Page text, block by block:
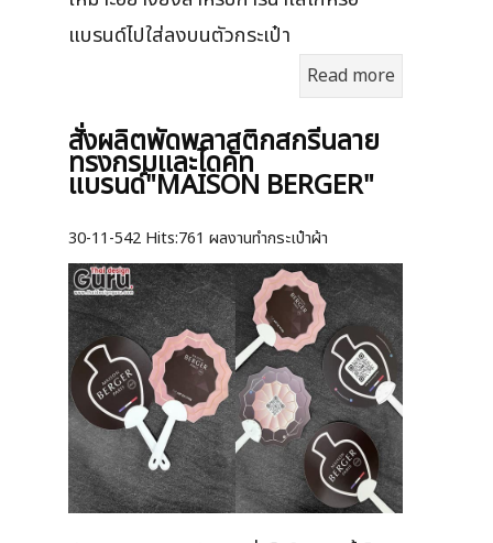
แบรนด์ไปใส่ลงบนตัวกระเป๋า
Read more
สั่งผลิตพัดพลาสติกสกรีนลาย
ทรงกรมและไดคัท
แบรนด์"MAISON BERGER"
30-11-542 Hits:761 ผลงานทำกระเป๋าผ้า